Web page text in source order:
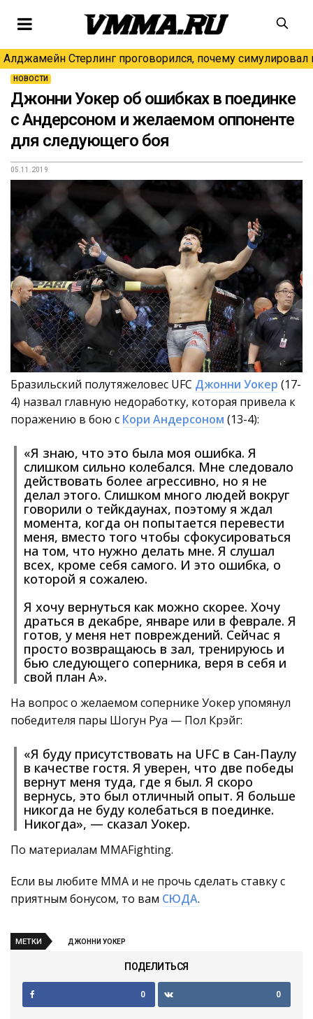
Алджамейн Стерлинг проговорился, почему симулировал
НОВОСТИ
Джонни Уокер об ошибках в поединке
с Андерсоном и желаемом оппоненте
для следующего боя
05.11.2019
Бразильский полутяжеловес UFC Джонни Уокер (17-
4) назвал главную недоработку, которая привела к
поражению в бою с Кори Андерсоном (13-4):
«Я знаю, что это была моя ошибка. Я
слишком сильно колебался. Мне следовало
действовать более агрессивно, но я не
делал этого. Слишком много людей вокруг
говорили о тейкдаунах, поэтому я ждал
момента, когда он попытается перевести
меня, вместо того чтобы сфокусироваться
на том, что нужно делать мне. Я слушал
всех, кроме себя самого. И это ошибка, о
которой я сожалею.
Я хочу вернуться как можно скорее. Хочу
драться в декабре, январе или в феврале. Я
готов, у меня нет повреждений. Сейчас я
просто возвращаюсь в зал, тренируюсь и
бью следующего соперника, веря в себя и
свой план А».
На вопрос о желаемом сопернике Уокер упомянул
победителя пары Шогун Руа — Пол Крэйг:
«Я буду присутствовать на UFC в Сан-Паулу
в качестве гостя. Я уверен, что две победы
вернут меня туда, где я был. Я скоро
вернусь, это был отличный опыт. Я больше
никогда не буду колебаться в поединке.
Никогда», — сказал Уокер.
По материалам MMAFighting.
Если вы любите ММА и не прочь сделать ставку с
приятным бонусом, то вам СЮДА.
МЕТКИ ДЖОННИ УОКЕР
ПОДЕЛИТЬСЯ
0 0